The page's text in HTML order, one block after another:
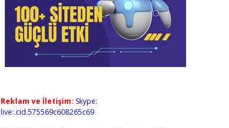
Reklam ve İletişim: Skype:
live:.cid.575569c608265c69